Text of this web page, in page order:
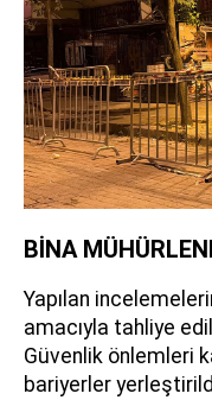
BİNA
Yapılan
amacıyla tahliye
Güvenlik önlemleri
bariyerler